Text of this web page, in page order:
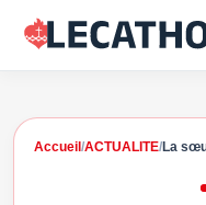
Accueil /ACTUALITE/La